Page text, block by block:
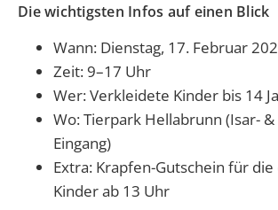
Die wichtigsten Infos auf einen Blick
Wann: Dienstag, 17. Februar
Zeit: 9–17 Uhr
Wer: Verkleidete Kinder bis 14
Wo: Tierpark Hellabrunn (Isar-
Eingang)
Extra: Krapfen-Gutschein für
Kinder ab 13 Uhr